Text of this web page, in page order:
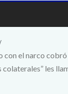
con el narco
colaterales” les